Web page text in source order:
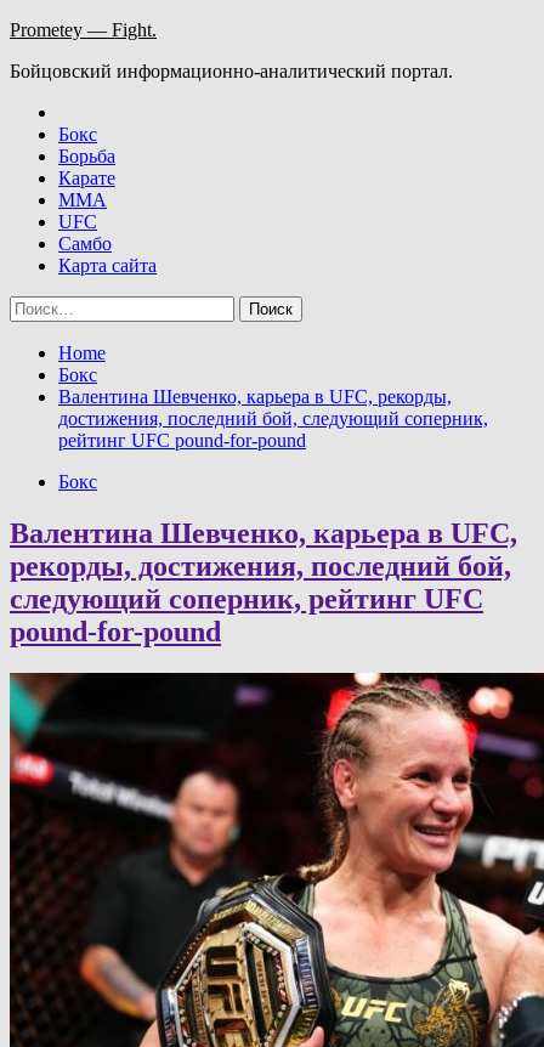
Skip
content
Prometey — Fight.
Бойцовский информационно-аналитический портал.
Бокс
Борьба
Карате
ММА
UFC
Самбо
Карта сайта
Найти:
Home
Бокс
Валентина Шевченко, карьера в UFC, рекорды,
достижения, последний бой, следующий соперник,
рейтинг UFC pound-for-pound
Бокс
Валентина Шевченко, карьера в UFC,
рекорды, достижения, последний бой,
следующий соперник, рейтинг UFC
pound-for-pound